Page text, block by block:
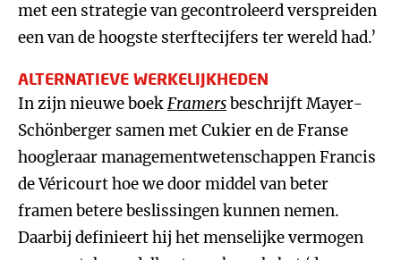
met een strategie van gecontroleerd verspreiden
een van de hoogste sterftecijfers ter wereld had.’
ALTERNATIEVE WERKELIJKHEDEN
In zijn nieuwe boekFramersbeschrijft Mayer-
Schönberger samen met Cukier en de Franse
hoogleraar managementwetenschappen Francis
de Véricourt hoe we door middel van beter
framen betere beslissingen kunnen nemen.
Daarbij definieert hij het menselijke vermogen